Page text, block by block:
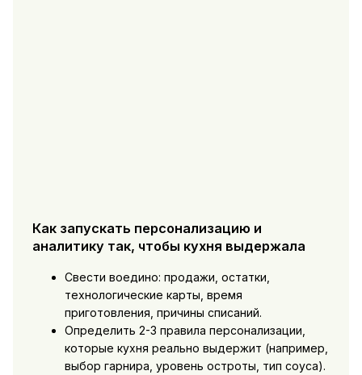
Как запускать персонализацию и
аналитику так, чтобы кухня выдержала
Свести воедино: продажи, остатки,
технологические карты, время
приготовления, причины списаний.
Определить 2-3 правила персонализации,
которые кухня реально выдержит (например,
выбор гарнира, уровень остроты, тип соуса).